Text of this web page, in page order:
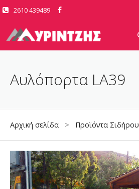
Μετάβαση
περιεχόμενο
2610 439489
Αυλόπορτα LA39
Αρχική σελίδα > Προϊόντα Σιδήρου